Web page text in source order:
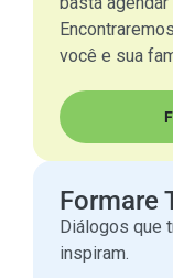
você e sua
Formare
Diálogos que
inspiram.